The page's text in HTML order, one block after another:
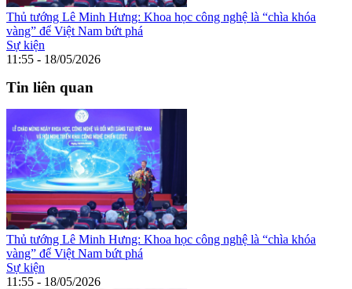
Thủ tướng Lê Minh Hưng: Khoa học công nghệ là “chìa khóa
vàng” để Việt Nam bứt phá
Sự kiện
11:55 - 18/05/2026
Tin liên quan
Thủ tướng Lê Minh Hưng: Khoa học công nghệ là “chìa khóa
vàng” để Việt Nam bứt phá
Sự kiện
11:55 - 18/05/2026